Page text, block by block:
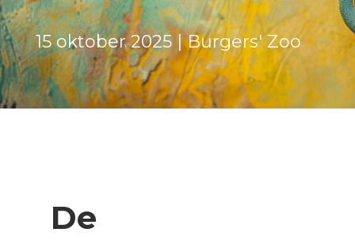
15 oktober 2025 | Burgers' Zoo
De